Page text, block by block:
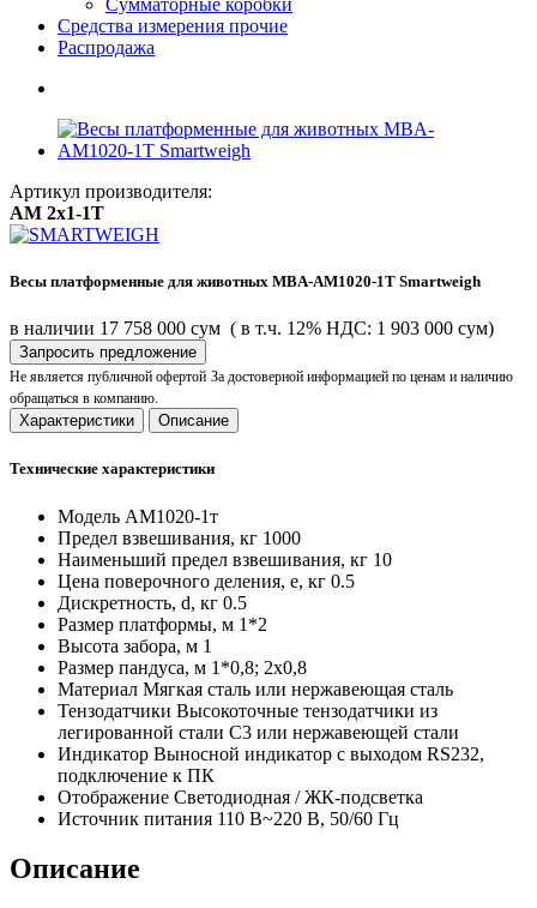
Средства измерения прочие
Распродажа
Артикул производителя:
AM 2х1-1T
Весы платформенные для животных MBA-AM1020-1T Smartweigh
в наличии 17 758 000 сум ( в т.ч. 12% НДС: 1 903 000 сум)
Запросить предложение
Не является публичной офертой За достоверной информацией по ценам и наличию
обращаться в компанию.
Характеристики Описание
Технические характеристики
Модель АМ1020-1т
Предел взвешивания, кг 1000
Наименьший предел взвешивания, кг 10
Цена поверочного деления, e, кг 0.5
Дискретность, d, кг 0.5
Размер платформы, м 1*2
Высота забора, м 1
Размер пандуса, м 1*0,8; 2х0,8
Материал Мягкая сталь или нержавеющая сталь
Тензодатчики Высокоточные тензодатчики из
легированной стали C3 или нержавеющей стали
Индикатор Выносной индикатор с выходом RS232,
подключение к ПК
Отображение Светодиодная / ЖК-подсветка
Источник питания 110 В~220 В, 50/60 Гц
Описание